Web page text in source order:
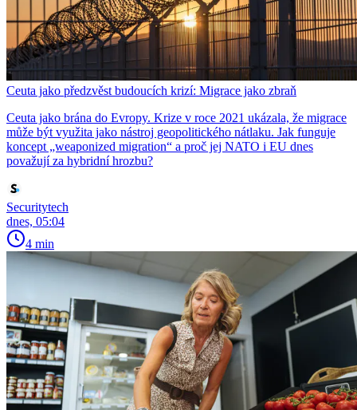
Ceuta jako předzvěst budoucích krizí: Migrace jako zbraň
Ceuta jako brána do Evropy. Krize v roce 2021 ukázala, že migrace
může být využita jako nástroj geopolitického nátlaku. Jak funguje
koncept „weaponized migration“ a proč jej NATO i EU dnes
považují za hybridní hrozbu?
Securitytech
dnes, 05:04
4 min